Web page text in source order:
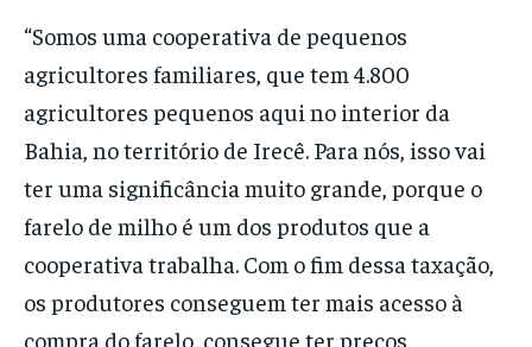
“Somos uma cooperativa de pequenos
agricultores familiares, que tem 4.800
agricultores pequenos aqui no interior da
Bahia, no território de Irecê. Para nós, isso vai
ter uma significância muito grande, porque o
farelo de milho é um dos produtos que a
cooperativa trabalha. Com o fim dessa taxação,
os produtores conseguem ter mais acesso à
compra do farelo, consegue ter preços